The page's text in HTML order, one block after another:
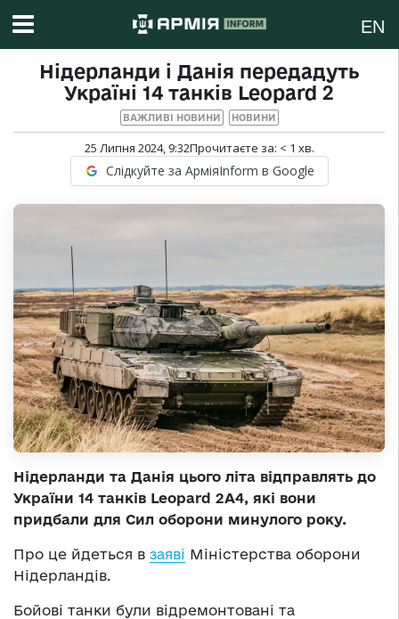
EN
Нідерланди і Данія передадуть
Україні 14 танків Leopard 2
ВАЖЛИВІ НОВИНИ НОВИНИ
25 Липня 2024, 9:32Прочитаєте за: < 1 хв.
Слідкуйте за АрміяInform в Google
Нідерланди та Данія цього літа відправлять до
України 14 танків Leopard 2A4, які вони
придбали для Сил оборони минулого року.
Про це йдеться в заяві Міністерства оборони
Нідерландів.
Бойові танки були відремонтовані та